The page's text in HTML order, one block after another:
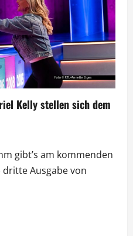
Kelly stellen sich dem
gibt’s am kommenden
dritte Ausgabe von